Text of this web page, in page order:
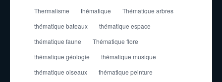
Thermalisme
thématique
Thématique arbres
thématique bateaux
thématique espace
thématique faune
Thématique flore
thématique géologie
thématique musique
thématique oiseaux
thématique peinture